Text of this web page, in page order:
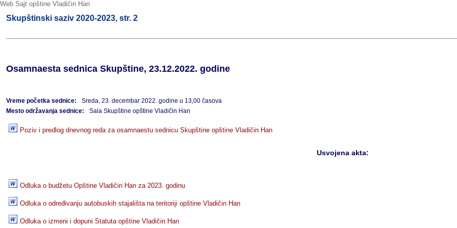
Web Sajt opštine Vladičin Han
Skupštinski saziv 2020-2023, str. 2
Osamnaesta sednica Skupštine, 23.12.2022. godine
Vreme početka sednice:
Sreda, 23. decembar 2022. godine u 13,00 časova
Mesto održavanja sednice:
Sala Skupštine opštine Vladičin Han
Poziv i predlog dnevnog reda za osamnaestu sednicu Skupštine opštine Vladičin Han
Usvojena akta:
Odluka o budžetu Opštine Vladičin Han za 2023. godinu
Odluka o određivanju autobuskih stajališta na teritoriji opštine Vladičin Han
Odluka o izmeni i dopuni Statuta opštine Vladičin Han